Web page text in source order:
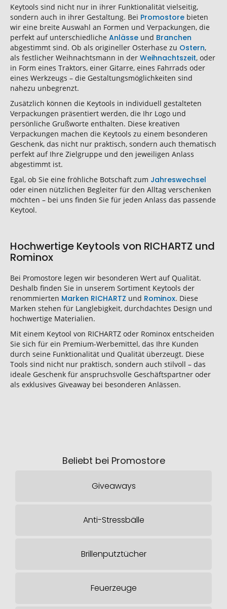
Keytools sind nicht nur in ihrer Funktionalität vielseitig,
sondern auch in ihrer Gestaltung. Bei Promostore bieten
wir eine breite Auswahl an Formen und Verpackungen, die
perfekt auf unterschiedliche Anlässe und Branchen
abgestimmt sind. Ob als origineller Osterhase zu Ostern,
als festlicher Weihnachtsmann in der Weihnachtszeit, oder
in Form eines Traktors, einer Gitarre, eines Fahrrads oder
eines Werkzeugs – die Gestaltungsmöglichkeiten sind
nahezu unbegrenzt.
Zusätzlich können die Keytools in individuell gestalteten
Verpackungen präsentiert werden, die Ihr Logo und
persönliche Grußworte enthalten. Diese kreativen
Verpackungen machen die Keytools zu einem besonderen
Geschenk, das nicht nur praktisch, sondern auch thematisch
perfekt auf Ihre Zielgruppe und den jeweiligen Anlass
abgestimmt ist.
Egal, ob Sie eine fröhliche Botschaft zum Jahreswechsel
oder einen nützlichen Begleiter für den Alltag verschenken
möchten – bei uns finden Sie für jeden Anlass das passende
Keytool.
Hochwertige Keytools von RICHARTZ und
Rominox
Bei Promostore legen wir besonderen Wert auf Qualität.
Deshalb finden Sie in unserem Sortiment Keytools der
renommierten Marken RICHARTZ und Rominox. Diese
Marken stehen für Langlebigkeit, durchdachtes Design und
hochwertige Materialien.
Mit einem Keytool von RICHARTZ oder Rominox entscheiden
Sie sich für ein Premium-Werbemittel, das Ihre Kunden
durch seine Funktionalität und Qualität überzeugt. Diese
Tools sind nicht nur praktisch, sondern auch stilvoll – das
ideale Geschenk für anspruchsvolle Geschäftspartner oder
als exklusives Giveaway bei besonderen Anlässen.
Beliebt bei Promostore
Giveaways
Anti-Stressbälle
Brillenputztücher
Feuerzeuge